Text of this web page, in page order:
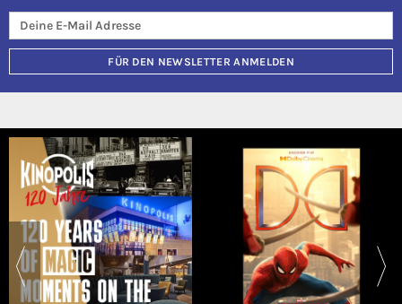
FÜR DEN NEWSLETTER ANMELDEN